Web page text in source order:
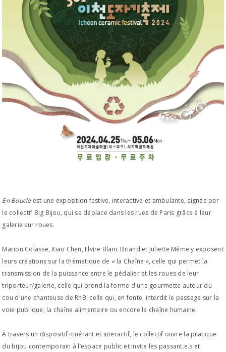
En Boucle est une exposition festive, interactive et ambulante, signée par
le collectif Big Bijou, qui se déplace dans les rues de Paris grâce à leur
galerie sur roues.
Marion Colasse, Xiao Chen, Elvire Blanc Briand et Juliette Même y exposent
leurs créations sur la thématique de « la Chaîne », celle qui permet la
transmission de la puissance entre le pédalier et les roues de leur
triporteur/galerie, celle qui prend la forme d'une gourmette autour du
cou d'une chanteuse de RnB, celle qui, en fonte, interdit le passage sur la
voie publique, la chaîne alimentaire ou encore la chaîne humaine.
À travers un dispositif itinérant et interactif, le collectif ouvre la pratique
du bijou contemporain à l’espace public et invite les passant.e.s et